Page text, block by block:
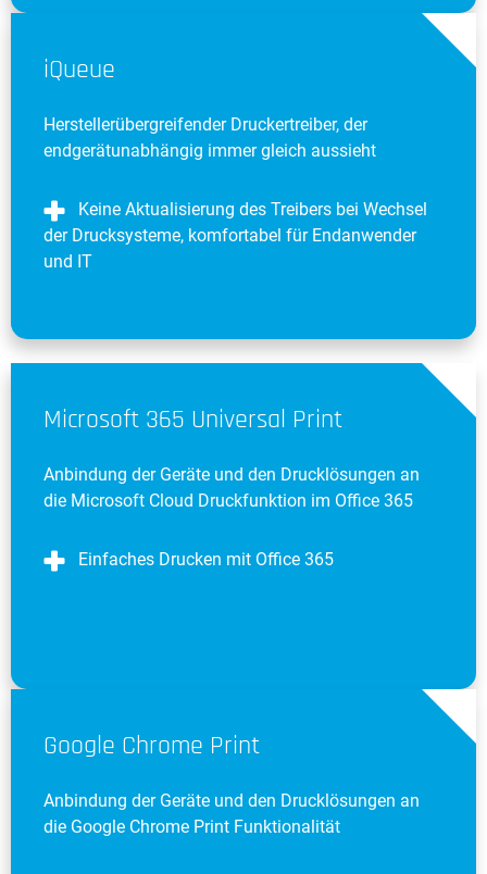
iQueue
Herstellerübergreifender Druckertreiber, der
endgerätunabhängig immer gleich aussieht
Keine Aktualisierung des Treibers bei Wechsel
der Drucksysteme, komfortabel für Endanwender
und IT
Microsoft 365 Universal Print
Anbindung der Geräte und den Drucklösungen an
die Microsoft Cloud Druckfunktion im Office 365
Einfaches Drucken mit Office 365
Google Chrome Print
Anbindung der Geräte und den Drucklösungen an
die Google Chrome Print Funktionalität